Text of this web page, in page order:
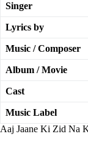
Singer
Lyrics by
Music / Composer
Album / Movie
Cast
Music Label
Aaj Jaane Ki Zid Na